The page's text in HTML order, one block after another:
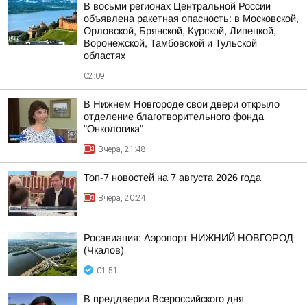
В восьми регионах Центральной России
объявлена ракетная опасность: в Московской,
Орловской, Брянской, Курской, Липецкой,
Воронежской, Тамбовской и Тульской
областях
02:09
В Нижнем Новгороде свои двери открыло
отделение благотворительного фонда
"Онкологика"
Вчера, 21:48
Топ-7 новостей на 7 августа 2026 года
Вчера, 20:24
Росавиация: Аэропорт НИЖНИЙ НОВГОРОД
(Чкалов)
01:51
В преддверии Всероссийского дня